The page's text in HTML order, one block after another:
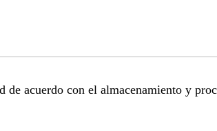
acuerdo con el almacenamiento y